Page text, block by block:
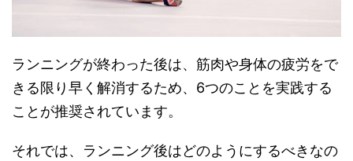
ランニングが終わった後は、筋肉や身体の疲労をで
きる限り早く解消するため、6つのことを実践する
ことが推奨されています。
それでは、ランニング後はどのようにするべきなの